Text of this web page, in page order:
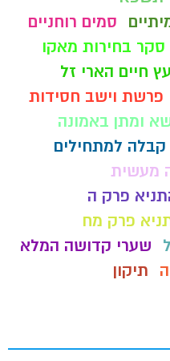
סמים רוחניים
סקר בחירות מאקו
עץ חיים הארי זל
פרשת וישב חסידות
ומתן באמונה
קבלה למתחילים
מעשית
פרק ה
פרק מח
שערי קדושה המלא
תיקון